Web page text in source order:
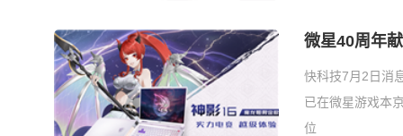
微星40周年
快科技7月2日消
已在微星游戏本
位